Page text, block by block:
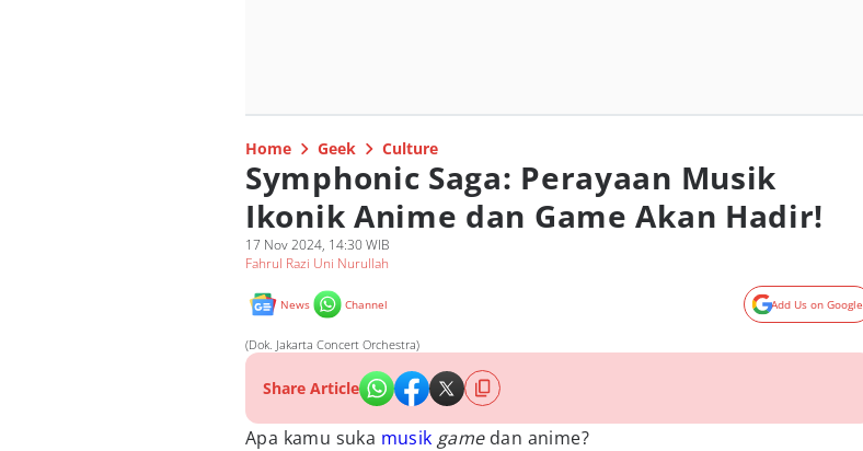
Home Geek Culture
Symphonic Saga: Perayaan Musik
Ikonik Anime dan Game Akan Hadir!
17 Nov 2024, 14:30 WIB
Fahrul Razi Uni Nurullah
News Channel Add Us on Google
(Dok. Jakarta Concert Orchestra)
Share Article
Apa kamu suka musik game dan anime?